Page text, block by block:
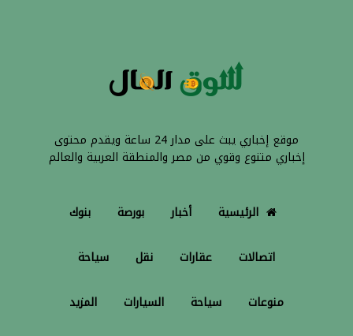
موقع إخباري يبث على مدار 24 ساعة ويقدم محتوى
إخباري متنوع وقوي من مصر والمنطقة العربية والعالم
الرئيسية أخبار بورصة بنوك
اتصالات عقارات نقل سياحة
منوعات سياحة السيارات المزيد